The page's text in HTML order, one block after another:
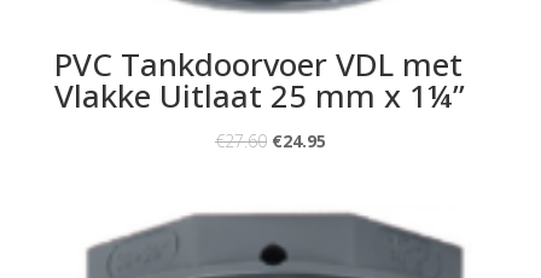
PVC Tankdoorvoer VDL met
Vlakke Uitlaat 25 mm x 1¼”
€27.60 €24.95